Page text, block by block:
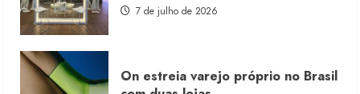
7 de julho de 2026
On estreia varejo próprio no Brasil